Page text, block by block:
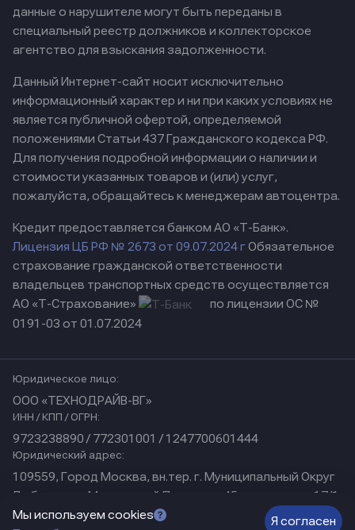
Мы используем cookies
Я согласен
данные о нарушителе могут быть переданы в
специальный реестр должников и коллекторское
агентство для взыскания задолженности.
Данный Интернет-сайт носит исключительно
информационный характер и ни при каких условиях не
является публичной офертой, определяемой
положениями Статьи 437 Гражданского кодекса РФ.
Для получения подробной информации о наличии и
стоимости указанных товаров и (или) услуг,
пожалуйста, обращайтесь к менеджерам автоцентра.
Кредит предоставляется банком АО «Т-Банк».
Лицензия ЦБ РФ № 2673 от 09.07.2024 гОбязательное
страхование гражданской ответственности
владельцев транспортных средств осуществляется
АО «Т-Страхование»
по лицензии ОС №
0191-03 от 01.07.2024
Юридическое лицо:
ООО «ТЕХНОДРАЙВ-ВГ»
ИНН / КПП / ОГРН:
9723238890 / 772301001 / 1247700601444
Юридический адрес:
109559, Город Москва, вн.тер. г. Муниципальный Округ
Люблино, ул Марьинский Парк, дом 45, помещение 17/1
Физический адрес: